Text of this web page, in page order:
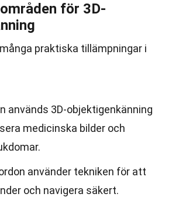
för 3D-
praktiska tillämpningar i
används 3D-objektigenkänning
medicinska bilder och
använder tekniken för att
och navigera säkert.